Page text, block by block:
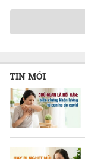
TIN MỚI